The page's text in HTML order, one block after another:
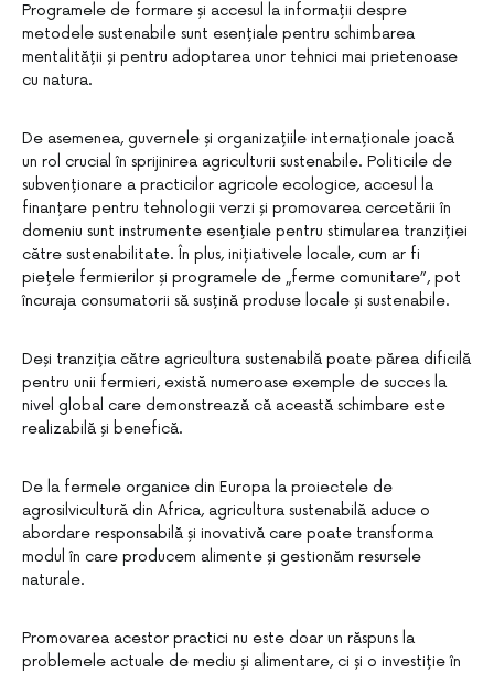
Programele de formare și accesul la informații despre
metodele sustenabile sunt esențiale pentru schimbarea
mentalității și pentru adoptarea unor tehnici mai prietenoase
cu natura.
De asemenea, guvernele și organizațiile internaționale joacă
un rol crucial în sprijinirea agriculturii sustenabile. Politicile de
subvenționare a practicilor agricole ecologice, accesul la
finanțare pentru tehnologii verzi și promovarea cercetării în
domeniu sunt instrumente esențiale pentru stimularea tranziției
către sustenabilitate. În plus, inițiativele locale, cum ar fi
piețele fermierilor și programele de „ferme comunitare”, pot
încuraja consumatorii să susțină produse locale și sustenabile.
Deși tranziția către agricultura sustenabilă poate părea dificilă
pentru unii fermieri, există numeroase exemple de succes la
nivel global care demonstrează că această schimbare este
realizabilă și benefică.
De la fermele organice din Europa la proiectele de
agrosilvicultură din Africa, agricultura sustenabilă aduce o
abordare responsabilă și inovativă care poate transforma
modul în care producem alimente și gestionăm resursele
naturale.
Promovarea acestor practici nu este doar un răspuns la
problemele actuale de mediu și alimentare, ci și o investiție în